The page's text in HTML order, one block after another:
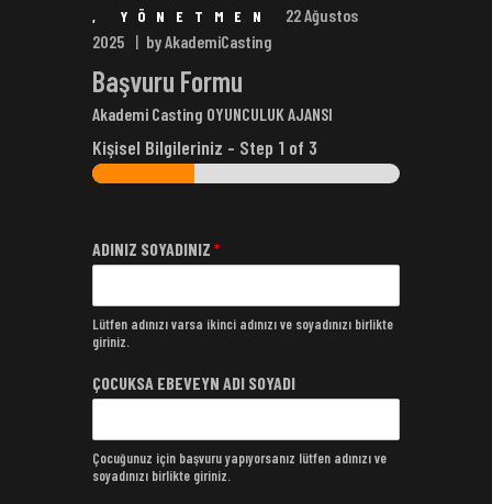
, YÖNETMEN
22 Ağustos
2025
by AkademiCasting
Başvuru Formu
Akademi Casting OYUNCULUK AJANSI
Kişisel Bilgileriniz - Step 1 of 3
ADINIZ SOYADINIZ *
Lütfen adınızı varsa ikinci adınızı ve soyadınızı birlikte
giriniz.
ÇOCUKSA EBEVEYN ADI SOYADI
Çocuğunuz için başvuru yapıyorsanız lütfen adınızı ve
soyadınızı birlikte giriniz.